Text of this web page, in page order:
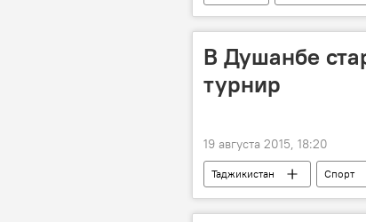
стрельба
полиция
В Душанбе
турнир
19 августа 2015, 18:20
Таджикистан Спорт
Владимир Гулямхайдаров